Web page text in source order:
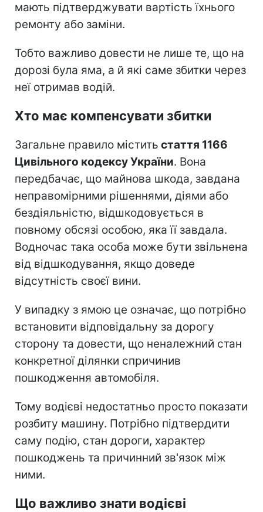
мають підтверджувати вартість їхнього
ремонту або заміни.
Тобто важливо довести не лише те, що на
дорозі була яма, а й які саме збитки через
неї отримав водій.
Хто має компенсувати збитки
Загальне правило містить стаття 1166
Цивільного кодексу України. Вона
передбачає, що майнова шкода, завдана
неправомірними рішеннями, діями або
бездіяльністю, відшкодовується в
повному обсязі особою, яка її завдала.
Водночас така особа може бути звільнена
від відшкодування, якщо доведе
відсутність своєї вини.
У випадку з ямою це означає, що потрібно
встановити відповідальну за дорогу
сторону та довести, що неналежний стан
конкретної ділянки спричинив
пошкодження автомобіля.
Тому водієві недостатньо просто показати
розбиту машину. Потрібно підтвердити
саму подію, стан дороги, характер
пошкоджень та причинний зв'язок між
ними.
Що важливо знати водієві